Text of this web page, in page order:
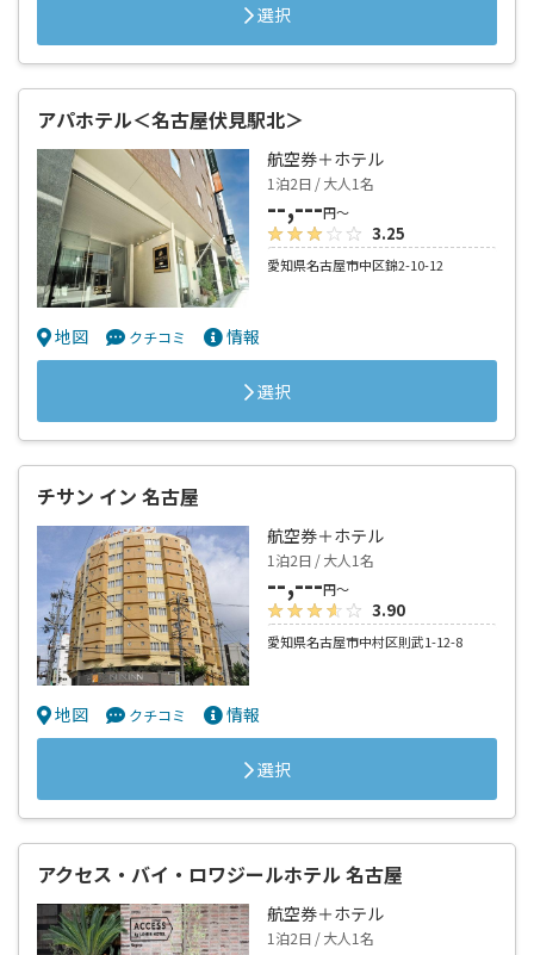
選択
アパホテル＜名古屋伏見駅北＞
航空券＋ホテル
1泊2日 / 大人1名
--,---円～
3.25
愛知県名古屋市中区錦2-10-12
地図 クチコミ 情報
選択
チサン イン 名古屋
航空券＋ホテル
1泊2日 / 大人1名
--,---円～
3.90
愛知県名古屋市中村区則武1-12-8
地図 クチコミ 情報
選択
アクセス・バイ・ロワジールホテル 名古屋
航空券＋ホテル
1泊2日 / 大人1名